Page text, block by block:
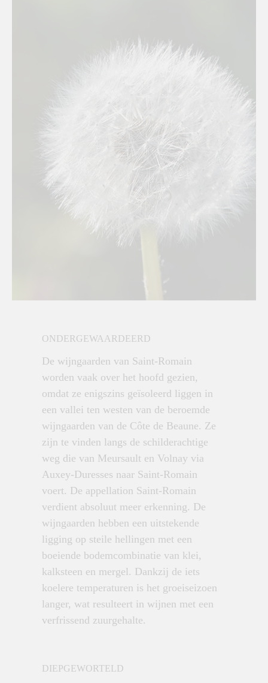
ONDERGEWAARDEERD
De wijngaarden van Saint-Romain
worden vaak over het hoofd gezien,
omdat ze enigszins geïsoleerd liggen in
een vallei ten westen van de beroemde
wijngaarden van de Côte de Beaune. Ze
zijn te vinden langs de schilderachtige
weg die van Meursault en Volnay via
Auxey-Duresses naar Saint-Romain
voert. De appellation Saint-Romain
verdient absoluut meer erkenning. De
wijngaarden hebben een uitstekende
ligging op steile hellingen met een
boeiende bodemcombinatie van klei,
kalksteen en mergel. Dankzij de iets
koelere temperaturen is het groeiseizoen
langer, wat resulteert in wijnen met een
verfrissend zuurgehalte.
DIEPGEWORTELD